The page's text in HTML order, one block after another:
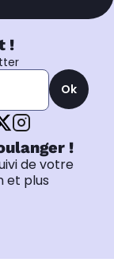
!
Ok
!
de votre
et plus